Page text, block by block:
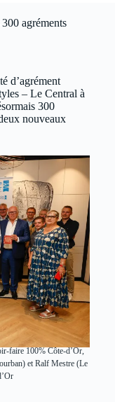
agréments
d’agrément
– Le Central à
300
nouveaux
faire 100% Côte-d’Or,
et Ralf Mestre (Le